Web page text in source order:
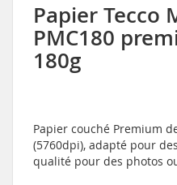
Papier Tecco
PMC180
180g
Papier couché Premium
(5760dpi), adapté pour
qualité pour des photos